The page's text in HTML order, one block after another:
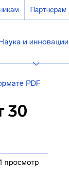
Партнерам
и инновации
PDF
30
просмотр